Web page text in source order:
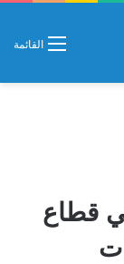
القائمة
قطاع